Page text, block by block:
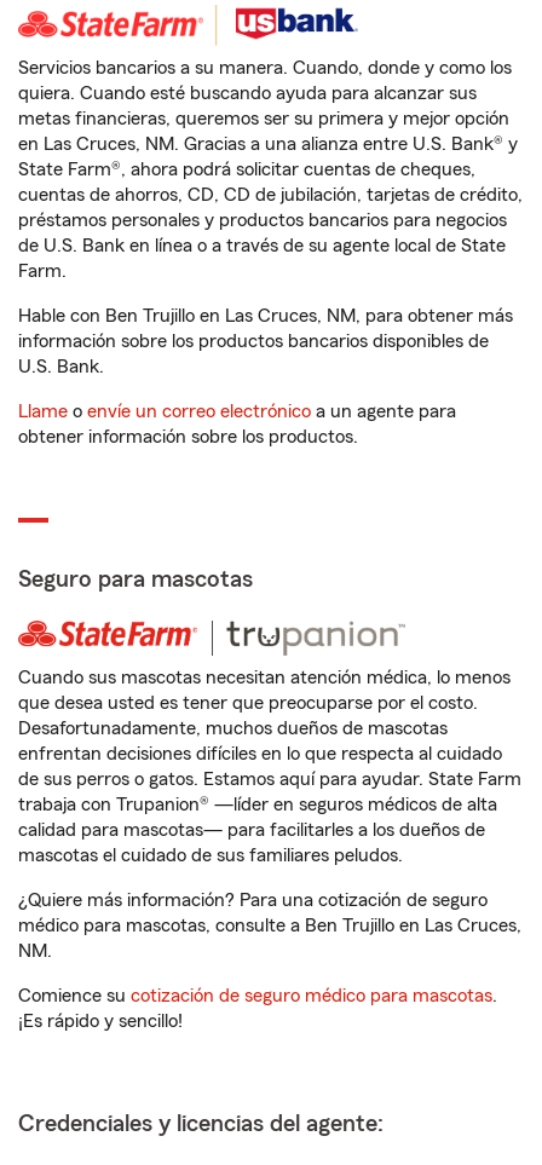
Servicios bancarios a su manera. Cuando, donde y como los
quiera. Cuando esté buscando ayuda para alcanzar sus
metas financieras, queremos ser su primera y mejor opción
en Las Cruces, NM. Gracias a una alianza entre U.S. Bank® y
State Farm®, ahora podrá solicitar cuentas de cheques,
cuentas de ahorros, CD, CD de jubilación, tarjetas de crédito,
préstamos personales y productos bancarios para negocios
de U.S. Bank en línea o a través de su agente local de State
Farm.
Hable con Ben Trujillo en Las Cruces, NM, para obtener más
información sobre los productos bancarios disponibles de
U.S. Bank.
Llame o envíe un correo electrónico a un agente para
obtener información sobre los productos.
Seguro para mascotas
Cuando sus mascotas necesitan atención médica, lo menos
que desea usted es tener que preocuparse por el costo.
Desafortunadamente, muchos dueños de mascotas
enfrentan decisiones difíciles en lo que respecta al cuidado
de sus perros o gatos. Estamos aquí para ayudar. State Farm
trabaja con Trupanion® —líder en seguros médicos de alta
calidad para mascotas— para facilitarles a los dueños de
mascotas el cuidado de sus familiares peludos.
¿Quiere más información? Para una cotización de seguro
médico para mascotas, consulte a Ben Trujillo en Las Cruces,
NM.
Comience su cotización de seguro médico para mascotas.
¡Es rápido y sencillo!
Credenciales y licencias del agente: